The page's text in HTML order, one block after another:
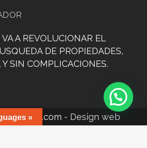
A REVOLUCIONAR EL
DE PROPIEDADES,
SIN COMPLICACIONES.
- Design web
»